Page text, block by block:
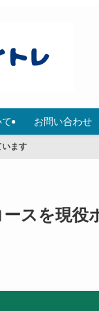
お問い合わせ
います
スを現役